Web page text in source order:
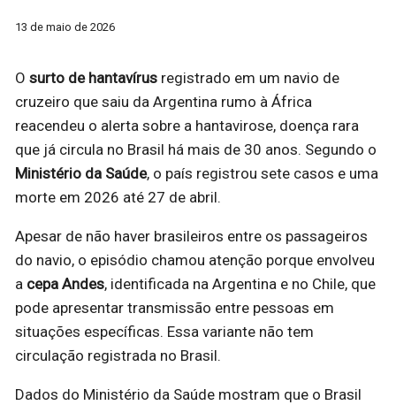
13 de maio de 2026
O surto de hantavírus registrado em um navio de
cruzeiro que saiu da Argentina rumo à África
reacendeu o alerta sobre a hantavirose, doença rara
que já circula no Brasil há mais de 30 anos. Segundo o
Ministério da Saúde, o país registrou sete casos e uma
morte em 2026 até 27 de abril.
Apesar de não haver brasileiros entre os passageiros
do navio, o episódio chamou atenção porque envolveu
a cepa Andes, identificada na Argentina e no Chile, que
pode apresentar transmissão entre pessoas em
situações específicas. Essa variante não tem
circulação registrada no Brasil.
Dados do Ministério da Saúde mostram que o Brasil